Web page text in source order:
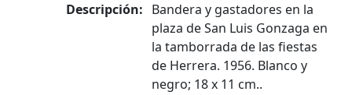
Descripción: Bandera y gastadores en la
plaza de San Luis Gonzaga en
la tamborrada de las fiestas
de Herrera. 1956. Blanco y
negro; 18 x 11 cm..